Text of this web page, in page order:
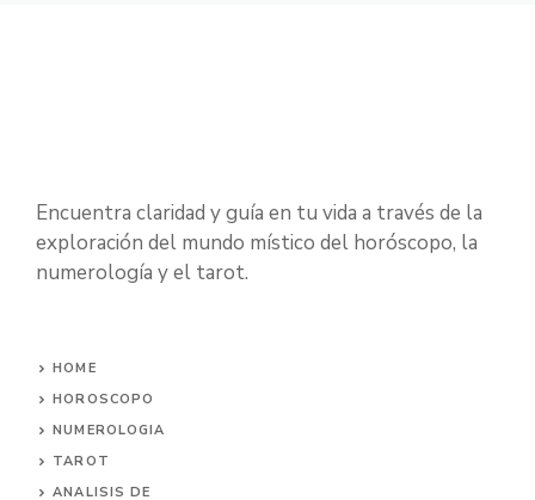
Encuentra claridad y guía en tu vida a través de la
exploración del mundo místico del horóscopo, la
numerología y el tarot.
HOME
HOROSCOPO
NUMEROLOGIA
TAROT
ANALISIS DE